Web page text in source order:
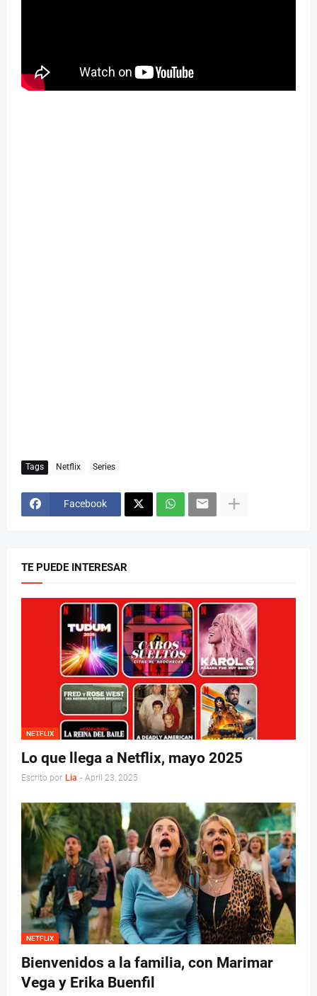
Tags Netflix Series
Facebook
TE PUEDE INTERESAR
NETFLIX
Lo que llega a Netflix, mayo 2025
Escrito por Lia - April 23, 2025
NETFLIX
Bienvenidos a la familia, con Marimar
Vega y Erika Buenfil